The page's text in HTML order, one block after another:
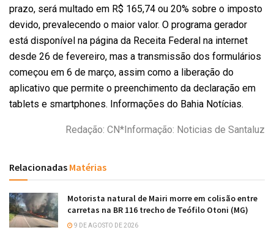
prazo, será multado em R$ 165,74 ou 20% sobre o imposto
devido, prevalecendo o maior valor. O programa gerador
está disponível na página da Receita Federal na internet
desde 26 de fevereiro, mas a transmissão dos formulários
começou em 6 de março, assim como a liberação do
aplicativo que permite o preenchimento da declaração em
tablets e smartphones. Informações do Bahia Notícias.
Redação: CN*Informação: Noticias de Santaluz
Relacionadas Matérias
Motorista natural de Mairi morre em colisão entre
carretas na BR 116 trecho de Teófilo Otoni (MG)
9 DE AGOSTO DE 2026